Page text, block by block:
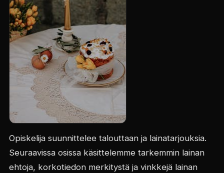
Opiskelija suunnittelee talouttaan ja lainatarjouksia.
Seuraavissa osissa käsittelemme tarkemmin lainan
ehtoja, korkotiedon merkitystä ja vinkkejä lainan